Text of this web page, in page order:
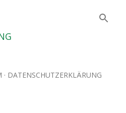
DATENSCHUTZERKLÄRUNG